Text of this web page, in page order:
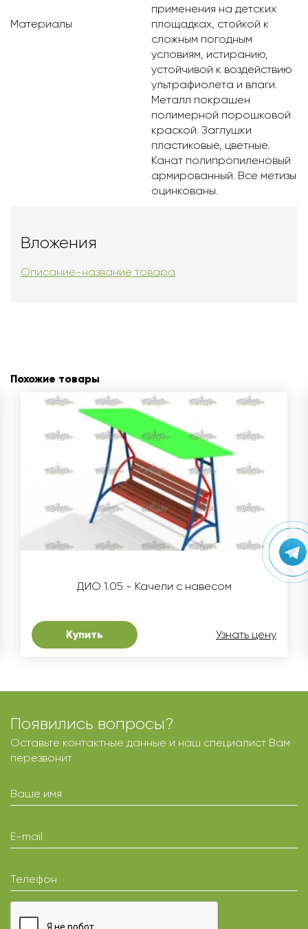
Материалы
применения на детских
площадках, стойкой к
сложным погодным
условиям, истиранию,
устойчивой к воздействию
ультрафиолета и влаги.
Металл покрашен
полимерной порошковой
краской. Заглушки
пластиковые, цветные.
Канат полипропиленовый
армированный. Все метизы
оцинкованы.
Вложения
Описание-название товара
Похожие товары
ДИО 1.05 - Качели с навесом
Купить Узнать цену
Появились вопросы?
Оставьте контактные данные и наш специалист Вам
перезвонит
Ваше имя
E-mail
Телефон